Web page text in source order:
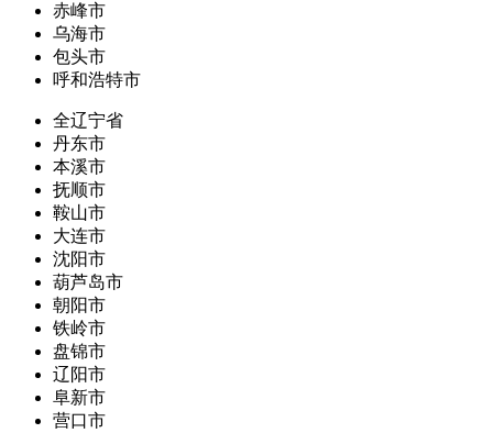
赤峰市
乌海市
包头市
呼和浩特市
全辽宁省
丹东市
本溪市
抚顺市
鞍山市
大连市
沈阳市
葫芦岛市
朝阳市
铁岭市
盘锦市
辽阳市
阜新市
营口市